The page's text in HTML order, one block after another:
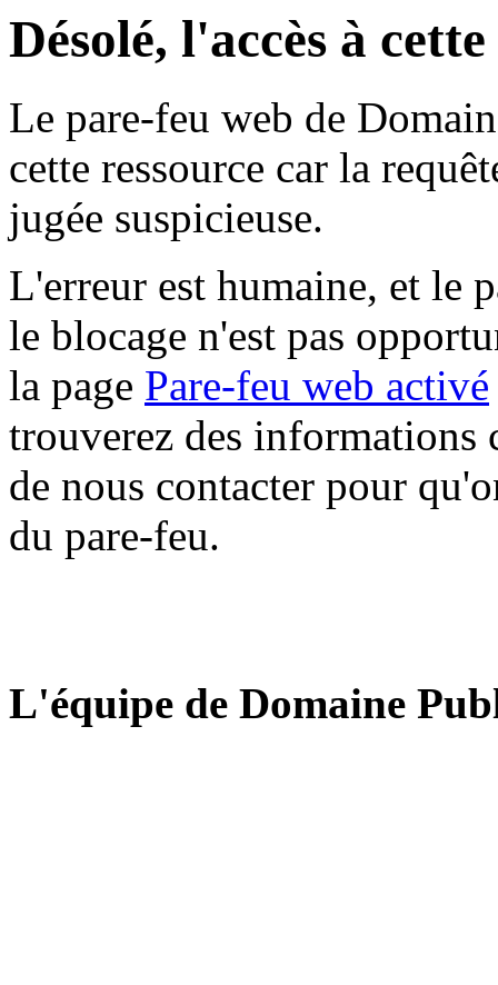
Désolé, l'accès à
Le pare-feu web de
cette ressource car la
jugée suspicieuse.
L'erreur est humaine, et le
le blocage n'est pas
la page Pare-feu web activé
trouverez des informations
de nous contacter pour
du pare-feu.
L'équipe de Domaine